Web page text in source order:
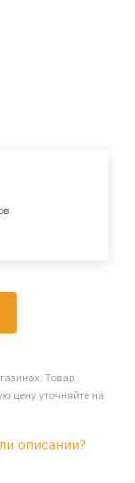
Товар
цену уточняйте на
описании?